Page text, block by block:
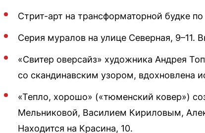
Стрит-арт на трансформаторной будке
Серия муралов на улице Северная, 9–11.
«Свитер оверсайз» художника Андрея
со скандинавским узором, вдохновлена
«Тепло, хорошо» («тюменский ковер»)
Мельниковой, Василием Кириловым,
Находится на Красина, 10.